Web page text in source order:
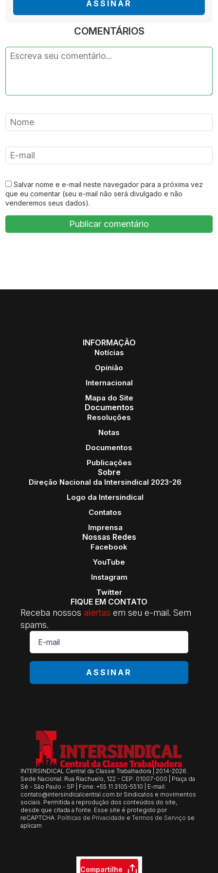
Compartilhe
ASSINAR
COMENTÁRIOS
Salvar nome e e-mail neste navegador para a próxima vez
que eu comentar (seu e-mail não será divulgado e não
venderemos seus dados).
INFORMAÇÃO
Notícias
Opinião
Internacional
Mapa do Site
Documentos
Resoluções
Notas
Documentos
Publicações
Sobre
Direção Nacional da Intersindical 2023-26
Logo da Intersindical
Contatos
Imprensa
Nossas Redes
Facebook
YouTube
Instagram
Twitter
FIQUE EM CONTATO
Receba nossos alertas em seu e-mail. Sem
spams.
E-
mail
*
ASSINAR
INTERSINDICAL Central da Classe Trabalhadora | 2014-2026.
Sede Nacional: Rua Riachuelo, 122 - CEP: 01007-000 | Praça da
Sé - São Paulo - SP | Fone: +55 11 3105-5510 | E-mail:
contato@intersindicalcentral.com.br Sindicatos e movimentos
sociais. Permitida a reprodução dos conteúdos do site,
desde que citada a fonte. Esse site é protegido por
reCAPTCHA. Políticas de Privacidade eTermos de Serviço se
aplicam